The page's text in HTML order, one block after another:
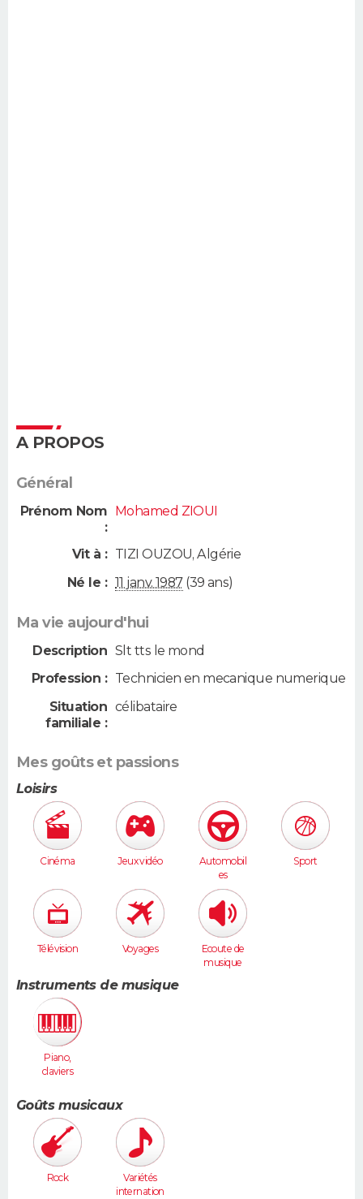
A PROPOS
Général
Prénom Nom
:
Mohamed ZIOUI
Vit à : TIZI OUZOU,Algérie
Né le : 11 janv. 1987(39 ans)
Ma vie aujourd'hui
Description Slt tts le mond
Profession : Technicien en mecanique numerique
Situation
familiale :
célibataire
Mes goûts et passions
Loisirs
Cinéma Jeux vidéo
Automobil
es
Sport
Télévision Voyages
Ecoute de
musique
Instruments de musique
Piano,
claviers
Goûts musicaux
Rock
Variétés
internation